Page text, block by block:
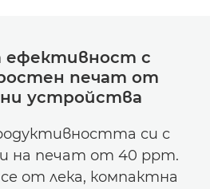
ефективност с
печат от
устройства
си с
на печат от 40 ppm.
от лека, компактна